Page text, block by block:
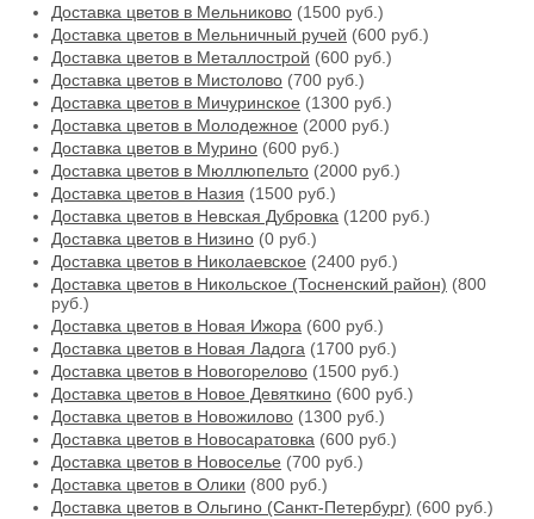
Доставка цветов в Мельниково (1500 руб.)
Доставка цветов в Мельничный ручей (600 руб.)
Доставка цветов в Металлострой (600 руб.)
Доставка цветов в Мистолово (700 руб.)
Доставка цветов в Мичуринское (1300 руб.)
Доставка цветов в Молодежное (2000 руб.)
Доставка цветов в Мурино (600 руб.)
Доставка цветов в Мюллюпельто (2000 руб.)
Доставка цветов в Назия (1500 руб.)
Доставка цветов в Невская Дубровка (1200 руб.)
Доставка цветов в Низино (0 руб.)
Доставка цветов в Николаевское (2400 руб.)
Доставка цветов в Никольское (Тосненский район) (800
руб.)
Доставка цветов в Новая Ижора (600 руб.)
Доставка цветов в Новая Ладога (1700 руб.)
Доставка цветов в Новогорелово (1500 руб.)
Доставка цветов в Новое Девяткино (600 руб.)
Доставка цветов в Новожилово (1300 руб.)
Доставка цветов в Новосаратовка (600 руб.)
Доставка цветов в Новоселье (700 руб.)
Доставка цветов в Олики (800 руб.)
Доставка цветов в Ольгино (Санкт-Петербург) (600 руб.)